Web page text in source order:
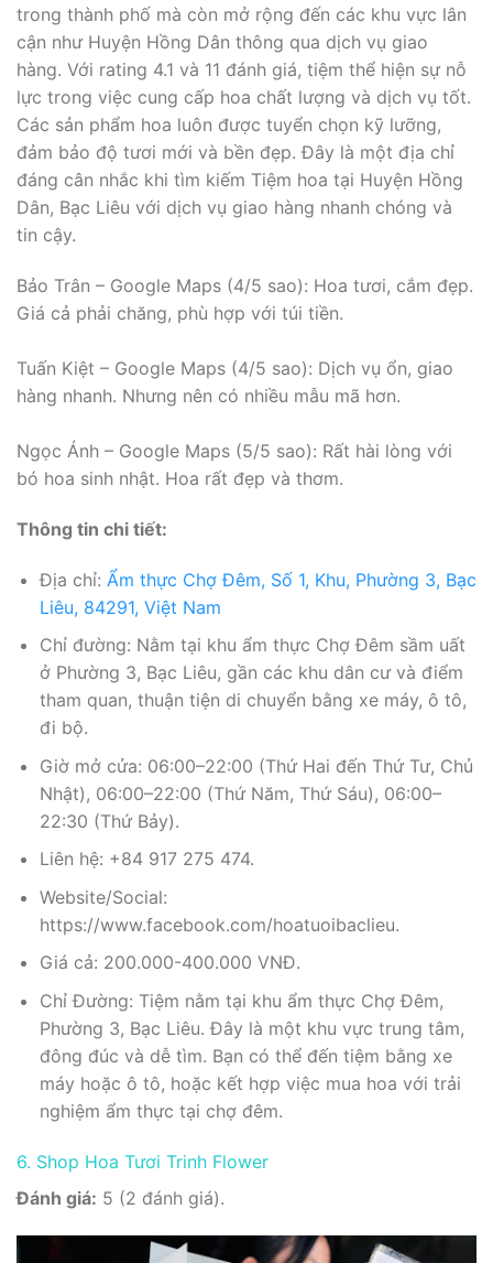
trong thành phố mà còn mở rộng đến các khu vực lân
cận như Huyện Hồng Dân thông qua dịch vụ giao
hàng. Với rating 4.1 và 11 đánh giá, tiệm thể hiện sự nỗ
lực trong việc cung cấp hoa chất lượng và dịch vụ tốt.
Các sản phẩm hoa luôn được tuyển chọn kỹ lưỡng,
đảm bảo độ tươi mới và bền đẹp. Đây là một địa chỉ
đáng cân nhắc khi tìm kiếm Tiệm hoa tại Huyện Hồng
Dân, Bạc Liêu với dịch vụ giao hàng nhanh chóng và
tin cậy.
Bảo Trân – Google Maps (4/5 sao): Hoa tươi, cắm đẹp.
Giá cả phải chăng, phù hợp với túi tiền.
Tuấn Kiệt – Google Maps (4/5 sao): Dịch vụ ổn, giao
hàng nhanh. Nhưng nên có nhiều mẫu mã hơn.
Ngọc Ánh – Google Maps (5/5 sao): Rất hài lòng với
bó hoa sinh nhật. Hoa rất đẹp và thơm.
Thông tin chi tiết:
Địa chỉ: Ẩm thực Chợ Đêm, Số 1, Khu, Phường 3, Bạc
Liêu, 84291, Việt Nam
Chỉ đường: Nằm tại khu ẩm thực Chợ Đêm sầm uất
ở Phường 3, Bạc Liêu, gần các khu dân cư và điểm
tham quan, thuận tiện di chuyển bằng xe máy, ô tô,
đi bộ.
Giờ mở cửa: 06:00–22:00 (Thứ Hai đến Thứ Tư, Chủ
Nhật), 06:00–22:00 (Thứ Năm, Thứ Sáu), 06:00–
22:30 (Thứ Bảy).
Liên hệ: +84 917 275 474.
Website/Social:
https://www.facebook.com/hoatuoibaclieu.
Giá cả: 200.000-400.000 VNĐ.
Chỉ Đường: Tiệm nằm tại khu ẩm thực Chợ Đêm,
Phường 3, Bạc Liêu. Đây là một khu vực trung tâm,
đông đúc và dễ tìm. Bạn có thể đến tiệm bằng xe
máy hoặc ô tô, hoặc kết hợp việc mua hoa với trải
nghiệm ẩm thực tại chợ đêm.
6. Shop Hoa Tươi Trinh Flower
Đánh giá: 5 (2 đánh giá).